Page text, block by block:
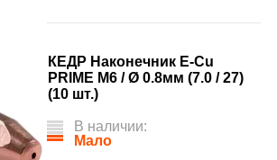
КЕДР Наконечник E-Cu
PRIME М6 / Ø 0.8мм (7.0 / 27)
(10 шт.)
В наличии:
Мало